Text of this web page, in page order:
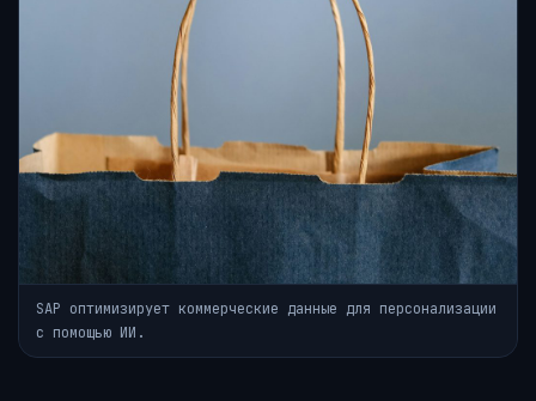
SAP оптимизирует коммерческие данные для персонализации
с помощью ИИ.